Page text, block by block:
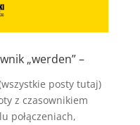
„werden” –
posty tutaj)
z czasownikiem
połączeniach,